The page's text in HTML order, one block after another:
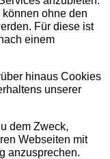
ohne den
Für diese ist
einem
hinaus Cookies
unserer
dem Zweck,
Webseiten mit
anzusprechen.